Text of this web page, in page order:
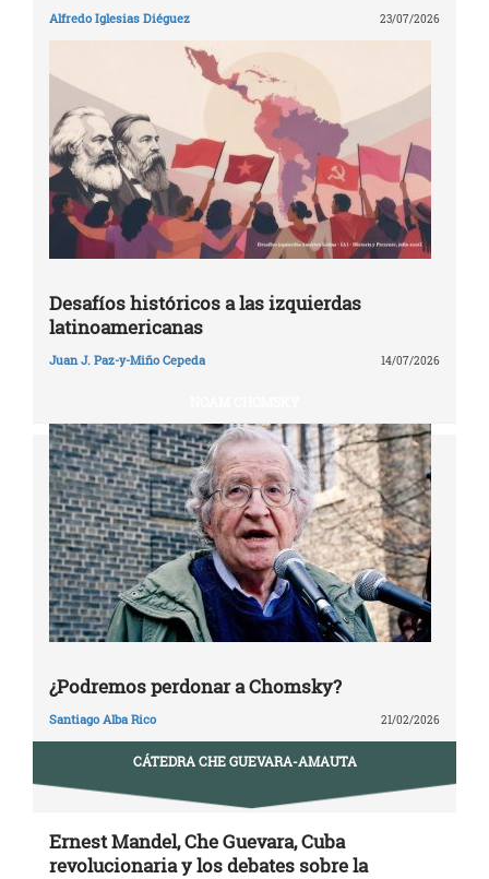
Alfredo Iglesias Diéguez 23/07/2026
Desafíos históricos a las izquierdas
latinoamericanas
Juan J. Paz-y-Miño Cepeda 14/07/2026
¿Podremos perdonar a Chomsky?
Santiago Alba Rico 21/02/2026
CÁTEDRA CHE GUEVARA-AMAUTA
Ernest Mandel, Che Guevara, Cuba
revolucionaria y los debates sobre la